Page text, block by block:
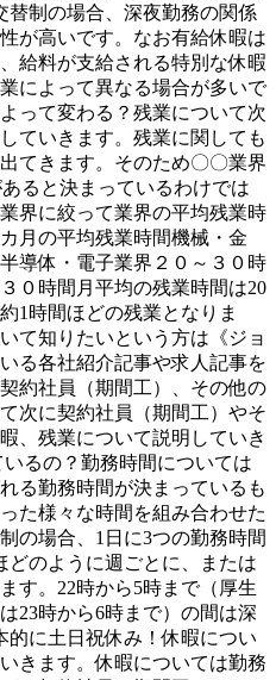
替制の場合、深夜勤務の関係
が高いです。なお有給休暇は
給料が支給される特別な休暇
によって異なる場合が多いで
って変わる？残業について次
ていきます。残業に関しても
てきます。そのため〇〇業界
ると決まっているわけでは
界に絞って業界の平均残業時
月の平均残業時間機械・金
導体・電子業界２０～３０時
０時間月平均の残業時間は20
1時間ほどの残業となりま
て知りたいという方は《ジョ
る各社紹介記事や求人記事を
約社員（期間工）、その他の
次に契約社員（期間工）やそ
、残業について説明していき
るの？勤務時間については
る勤務時間が決まっているも
た様々な時間を組み合わせた
の場合、1日に3つの勤務時間
どのように週ごとに、または
す。22時から5時まで（厚生
23時から6時まで）の間は深
に土日祝休み！休暇につい
きます。休暇については勤務